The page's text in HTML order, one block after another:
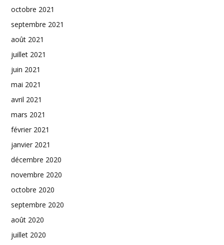
octobre 2021
septembre 2021
août 2021
juillet 2021
juin 2021
mai 2021
avril 2021
mars 2021
février 2021
janvier 2021
décembre 2020
novembre 2020
octobre 2020
septembre 2020
août 2020
juillet 2020